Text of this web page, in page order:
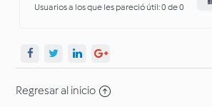
Usuarios a los que les pareció útil: 0 de 0
Regresar al inicio